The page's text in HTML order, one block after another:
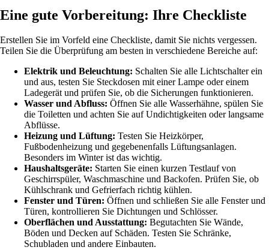
Eine gute Vorbereitung: Ihre Checkliste
Erstellen Sie im Vorfeld eine Checkliste, damit Sie nichts vergessen.
Teilen Sie die Überprüfung am besten in verschiedene Bereiche auf:
Elektrik und Beleuchtung: Schalten Sie alle Lichtschalter ein
und aus, testen Sie Steckdosen mit einer Lampe oder einem
Ladegerät und prüfen Sie, ob die Sicherungen funktionieren.
Wasser und Abfluss: Öffnen Sie alle Wasserhähne, spülen Sie
die Toiletten und achten Sie auf Undichtigkeiten oder langsame
Abflüsse.
Heizung und Lüftung: Testen Sie Heizkörper,
Fußbodenheizung und gegebenenfalls Lüftungsanlagen.
Besonders im Winter ist das wichtig.
Haushaltsgeräte: Starten Sie einen kurzen Testlauf von
Geschirrspüler, Waschmaschine und Backofen. Prüfen Sie, ob
Kühlschrank und Gefrierfach richtig kühlen.
Fenster und Türen: Öffnen und schließen Sie alle Fenster und
Türen, kontrollieren Sie Dichtungen und Schlösser.
Oberflächen und Ausstattung: Begutachten Sie Wände,
Böden und Decken auf Schäden. Testen Sie Schränke,
Schubladen und andere Einbauten.